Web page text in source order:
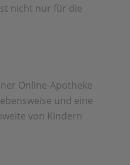
nicht nur für die
Online-Apotheke
und eine
von Kindern